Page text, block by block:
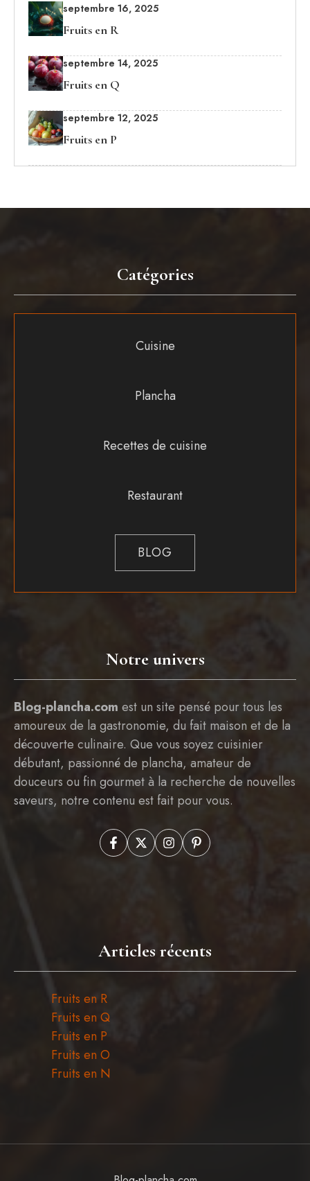
septembre 16, 2025
Fruits en R
septembre 14, 2025
Fruits en Q
septembre 12, 2025
Fruits en P
Notre univers
Blog-plancha.com est un site pensé pour tous les
amoureux de la gastronomie, du fait maison et de la
découverte culinaire. Que vous soyez cuisinier
débutant, passionné de plancha, amateur de
douceurs ou fin gourmet à la recherche de nouvelles
saveurs, notre contenu est fait pour vous.
Catégories
Cuisine
Plancha
Recettes de cuisine
Restaurant
BLOG
Articles récents
Fruits en R
Fruits en Q
Fruits en P
Fruits en O
Fruits en N